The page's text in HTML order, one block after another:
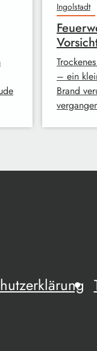
Ingolstadt
– ein
Brand